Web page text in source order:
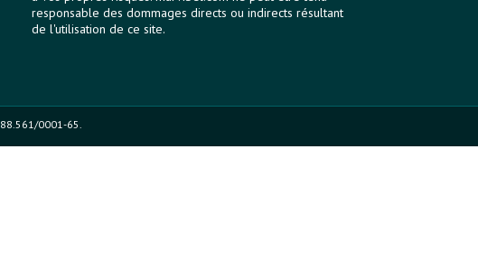
responsable des dommages directs ou indirects résultant
de l'utilisation de ce site.
0001-65.